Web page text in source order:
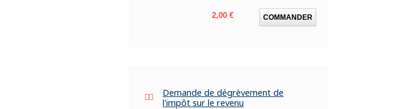
Prix
2,00 € COMMANDER
Demande de dégrèvement de
l'impôt sur le revenu